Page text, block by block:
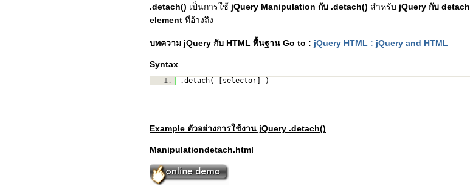
.detach() เป็นการใช้ jQuery Manipulation กับ .detach() สำหรับ jQuery กับ detach
element ที่อ้างถึง
บทความ jQuery กับ HTML พื้นฐาน Go to : jQuery HTML : jQuery and HTML
Syntax
1. .detach( [selector] )
Example ตัวอย่างการใช้งาน jQuery .detach()
Manipulationdetach.html